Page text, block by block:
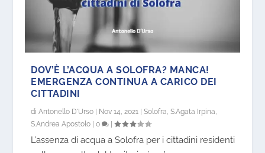
DOV’È L’ACQUA A SOLOFRA? MANCA!
EMERGENZA CONTINUA A CARICO DEI
CITTADINI
diAntonello D'Urso Nov 14, 2021 |Solofra,S.Agata Irpina,
S.Andrea Apostolo |0 |
L’assenza di acqua a Solofra per i cittadini residenti